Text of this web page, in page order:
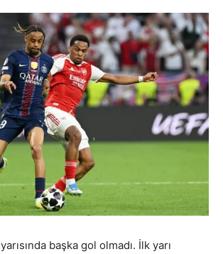
başka gol olmadı. İlk yarı